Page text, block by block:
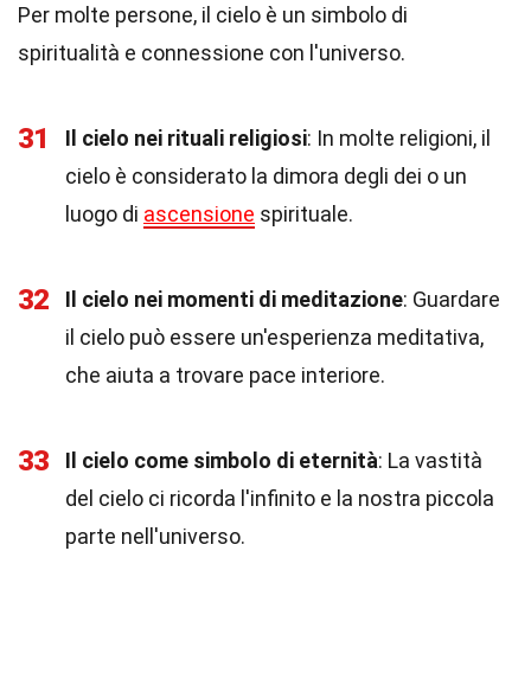
Per molte persone, il cielo è un simbolo di
spiritualità e connessione con l'universo.
31 Il cielo nei rituali religiosi: In molte religioni, il
cielo è considerato la dimora degli dei o un
luogo di ascensione spirituale.
32 Il cielo nei momenti di meditazione: Guardare
il cielo può essere un'esperienza meditativa,
che aiuta a trovare pace interiore.
33 Il cielo come simbolo di eternità: La vastità
del cielo ci ricorda l'infinito e la nostra piccola
parte nell'universo.